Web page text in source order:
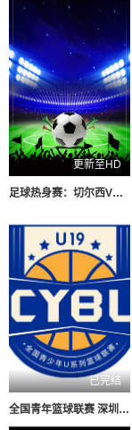
更新至HD
足球热身赛：切尔西VS尤文图斯20260805
已完结
全国青年篮球联赛 深圳新世纪83-72北京首钢20260804